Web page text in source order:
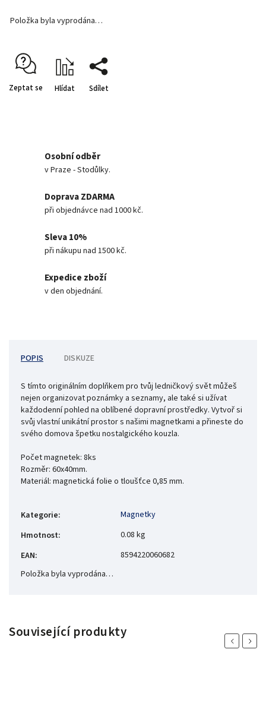
Položka byla vyprodána…
Zeptat se Hlídat Sdílet
Osobní odběr
v Praze - Stodůlky.
Doprava ZDARMA
při objednávce nad 1000 kč.
Sleva 10%
při nákupu nad 1500 kč.
Expedice zboží
v den objednání.
POPIS DISKUZE
S tímto originálním doplňkem pro tvůj ledničkový svět můžeš
nejen organizovat poznámky a seznamy, ale také si užívat
každodenní pohled na oblíbené dopravní prostředky. Vytvoř si
svůj vlastní unikátní prostor s našimi magnetkami a přineste do
svého domova špetku nostalgického kouzla.
Počet magnetek: 8ks
Rozměr: 60x40mm.
Materiál: magnetická folie o tloušťce 0,85 mm.
Kategorie:
Magnetky
Hmotnost:
0.08 kg
EAN:
8594220060682
Položka byla vyprodána…
Související produkty
PreviousNext